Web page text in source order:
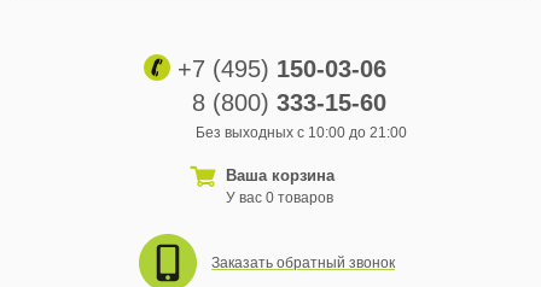
+7 (495) 150-03-06
8 (800) 333-15-60
Без выходных с 10:00 до 21:00
Ваша корзина
У вас 0 товаров
Заказать обратный звонок